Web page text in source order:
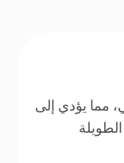
مما يؤدي إلى